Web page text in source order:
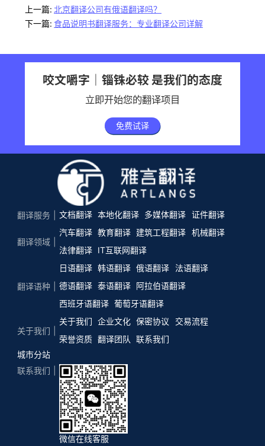
上一篇: 北京翻译公司有俄语翻译吗？
下一篇: 食品说明书翻译服务：专业翻译公司详解
咬文嚼字｜锱铢必较 是我们的态度
立即开始您的翻译项目
免费试译
翻译服务 文档翻译 本地化翻译 多媒体翻译 证件翻译
翻译领域
汽车翻译 教育翻译 建筑工程翻译 机械翻译
法律翻译
IT互联网翻译
翻译语种
日语翻译 韩语翻译 俄语翻译
法语翻译
德语翻译 泰语翻译 阿拉伯语翻译
西班牙语翻译 葡萄牙语翻译
关于我们
关于我们 企业文化 保密协议
交易流程
荣誉资质 翻译团队
联系我们
城市分站
联系我们
微信在线客服